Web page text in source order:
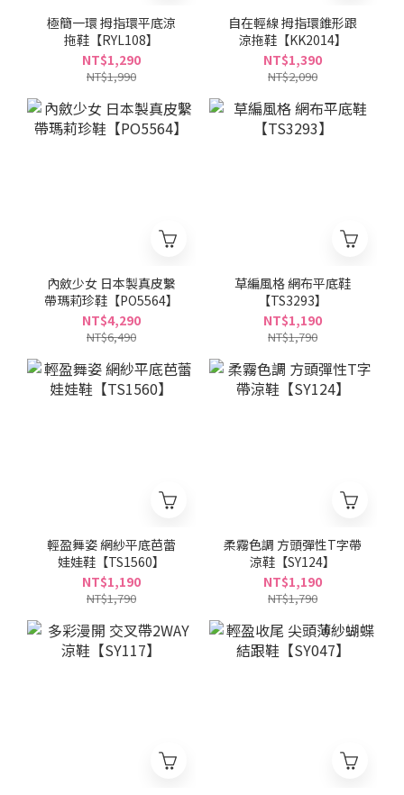
極簡一環 拇指環平底涼
拖鞋【RYL108】
NT$1,290
NT$1,990
自在輕線 拇指環錐形跟
涼拖鞋【KK2014】
NT$1,390
NT$2,090
內斂少女 日本製真皮繫
帶瑪莉珍鞋【PO5564】
NT$4,290
NT$6,490
草編風格 網布平底鞋
【TS3293】
NT$1,190
NT$1,790
輕盈舞姿 網紗平底芭蕾
娃娃鞋【TS1560】
NT$1,190
NT$1,790
柔霧色調 方頭彈性T字帶
涼鞋【SY124】
NT$1,190
NT$1,790